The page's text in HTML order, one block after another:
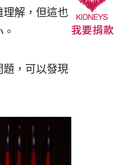
解，但這也
題，可以發現